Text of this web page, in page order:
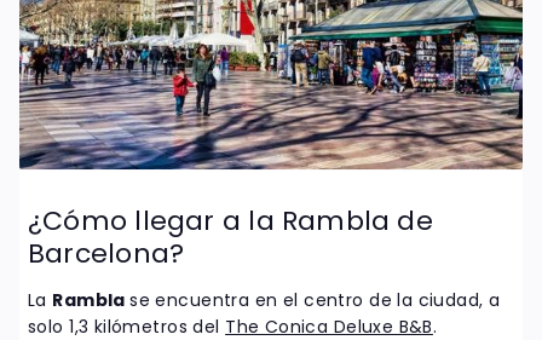
¿Cómo llegar a la Rambla de
Barcelona?
La Ramblase encuentra en el centro de la ciudad, a
solo 1,3 kilómetros del The Conica Deluxe B&B.